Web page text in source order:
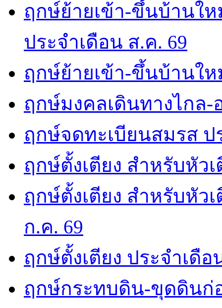
ฤกษ์ย้ายเข้า-ขึ้นบ้านใ
ประจำเดือน ส.ค. 69
ฤกษ์ย้ายเข้า-ขึ้นบ้านให
ฤกษ์มงคลเดินทางไกล-
ฤกษ์จดทะเบียนสมรส ป
ฤกษ์ตั้งเตียง สำหรับหัว
ฤกษ์ตั้งเตียง สำหรับหัว
ก.ค. 69
ฤกษ์ตั้งเตียง ประจำเดือ
ฤกษ์กระทบดิน-ขุดดินก่